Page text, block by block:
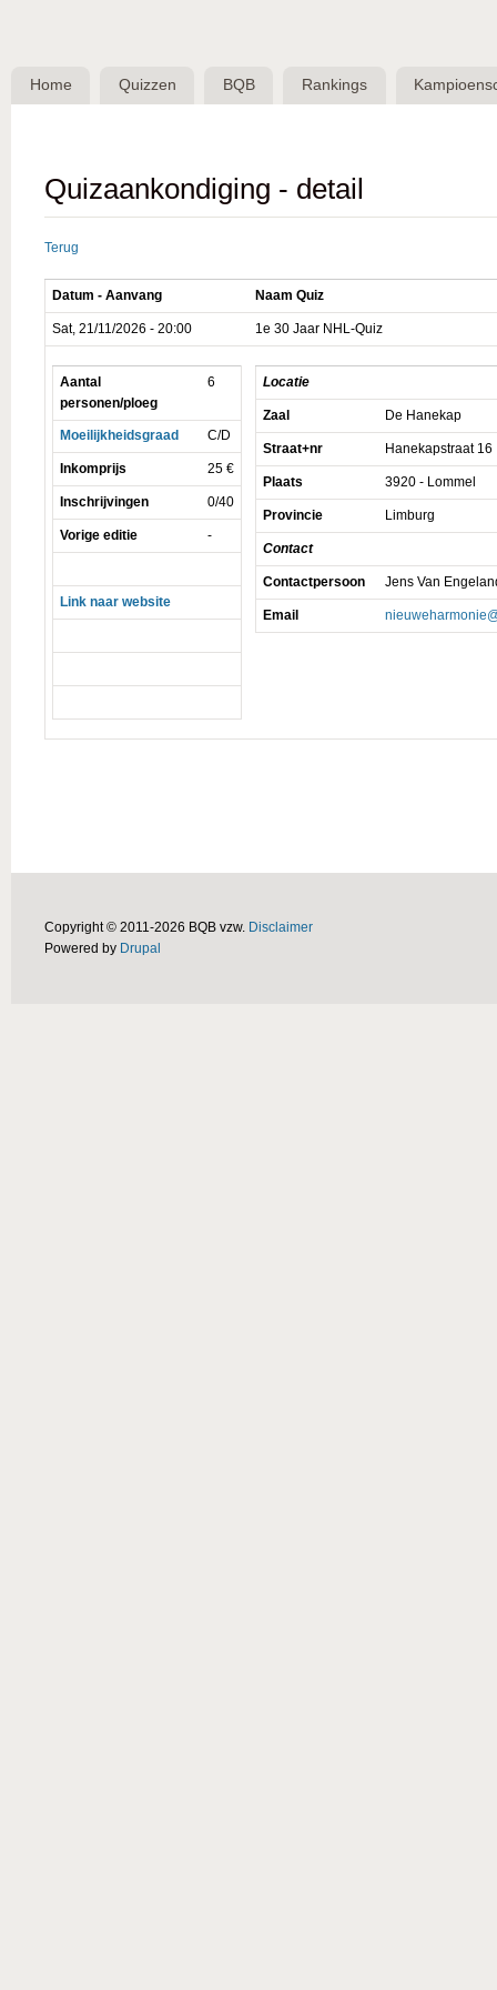
Belgische
QuizBond
Home Quizzen BQB Rankings
Quizaankondiging - detail
Terug
Datum - Aanvang Naam Quiz
Sat, 21/11/2026 - 20:00 1e 30 Jaar NHL-Quiz
Aantal
personen/ploeg
6
Moeilijkheidsgraad C/D
Inkomprijs 25 €
Inschrijvingen 0/40
Vorige editie -
Link naar website
Locatie
Zaal De Hanekap
Straat+nr Hanekapstraat 16
Plaats 3920 - Lommel
Provincie Limburg
Contact
Contactpersoon Jens Van
Email
Copyright © 2011-2026 BQB vzw. Disclaimer
Powered by Drupal